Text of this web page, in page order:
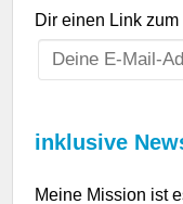
Dir einen Link
inklusive
Meine Mission ist